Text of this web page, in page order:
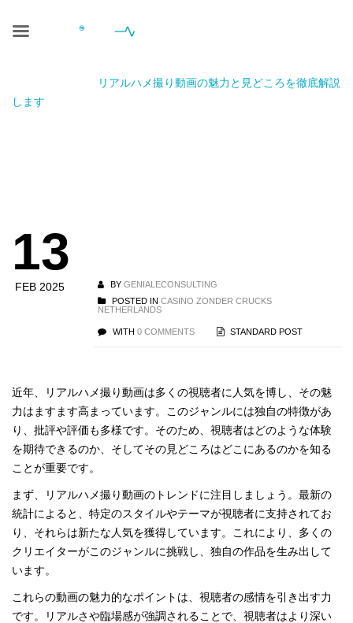
Blog Single
リアルハメ撮り動画の魅力と見どころを徹底解説
します
13
FEB 2025 BY GENIALECONSULTING
POSTED IN CASINO ZONDER CRUCKS
NETHERLANDS
WITH 0 COMMENTS STANDARD POST
近年、リアルハメ撮り動画は多くの視聴者に人気を博し、その魅
力はますます高まっています。このジャンルには独自の特徴があ
り、批評や評価も多様です。そのため、視聴者はどのような体験
を期待できるのか、そしてその見どころはどこにあるのかを知る
ことが重要です。
まず、リアルハメ撮り動画のトレンドに注目しましょう。最新の
統計によると、特定のスタイルやテーマが視聴者に支持されてお
り、それらは新たな人気を獲得しています。これにより、多くの
クリエイターがこのジャンルに挑戦し、独自の作品を生み出して
います。
これらの動画の魅力的なポイントは、視聴者の感情を引き出す力
です。リアルさや臨場感が強調されることで、視聴者はより深い